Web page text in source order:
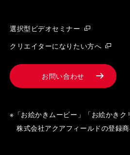
選択型ビデオセミナー
クリエイターになりたい方へ
お問い合わせ
※「お絵かきムービー」「お絵かきク
株式会社アクアフィールドの登録商